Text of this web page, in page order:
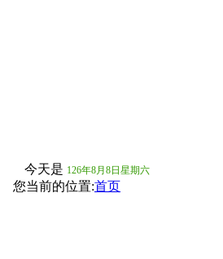
今天是 126年8月8日星期六
您当前的位置:首页